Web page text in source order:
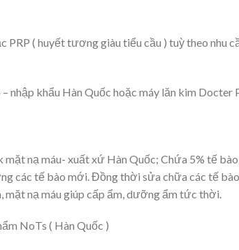
( huyết tương giàu tiểu cầu ) tuỳ theo nhu
nhập khẩu Hàn Quốc hoặc máy lăn kim Docter
nạ máu- xuất xứ Hàn Quốc; Chứa 5% tế bào
các tế bào mới. Đồng thời sửa chữa các tế
nạ máu giúp cấp ẩm, dưỡng ẩm tức thời.
NoTs ( Hàn Quốc )